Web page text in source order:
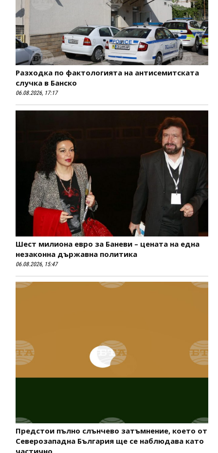
Разходка по фактологията на антисемитската
случка в Банско
06.08.2026, 17:17
Шест милиона евро за Баневи – цената на една
незаконна държавна политика
06.08.2026, 15:47
Предстои пълно слънчево затъмнение, което от
Северозападна България ще се наблюдава като
частично